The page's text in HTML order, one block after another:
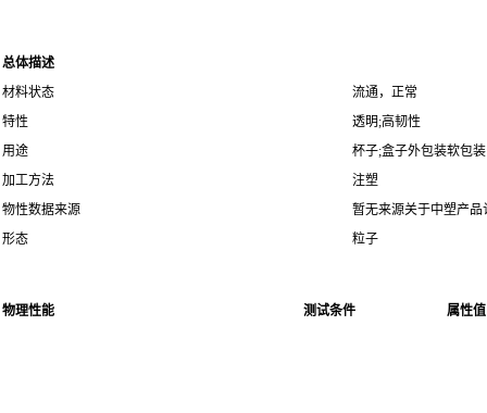
总体描述
材料状态
流通，正常
特性
透明;高韧性
用途
杯子;盒子外包装软包装
加工方法
注塑
物性数据来源
暂无来源关于中塑产品
形态
粒子
物理性能 测试条件 属性值